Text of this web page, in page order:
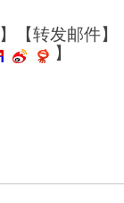
【转发邮件】
】